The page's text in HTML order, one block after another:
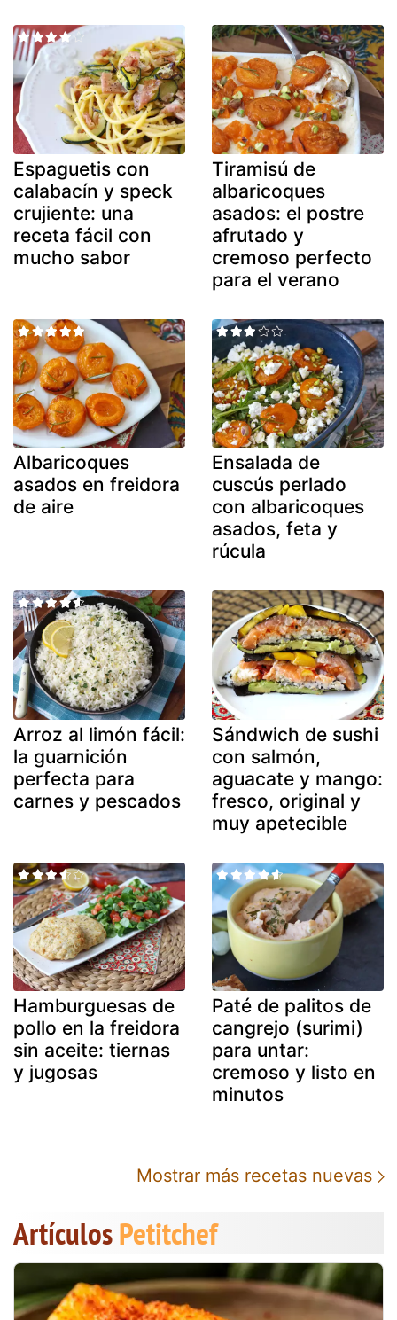
Espaguetis con
calabacín y speck
crujiente: una
receta fácil con
mucho sabor
Tiramisú de
albaricoques
asados: el postre
afrutado y
cremoso perfecto
para el verano
Albaricoques
asados en freidora
de aire
Ensalada de
cuscús perlado
con albaricoques
asados, feta y
rúcula
Arroz al limón fácil:
la guarnición
perfecta para
carnes y pescados
Sándwich de sushi
con salmón,
aguacate y mango:
fresco, original y
muy apetecible
Hamburguesas de
pollo en la freidora
sin aceite: tiernas
y jugosas
Paté de palitos de
cangrejo (surimi)
para untar:
cremoso y listo en
minutos
Mostrar más recetas nuevas
ArtículosPetitchef